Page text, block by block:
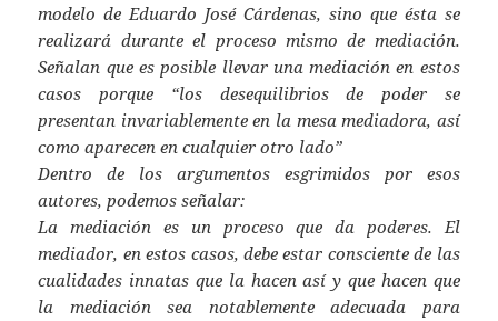
modelo de Eduardo José Cárdenas, sino que ésta se
realizará durante el proceso mismo de mediación.
Señalan que es posible llevar una mediación en estos
casos porque “los desequilibrios de poder se
presentan invariablemente en la mesa mediadora, así
como aparecen en cualquier otro lado”
Dentro de los argumentos esgrimidos por esos
autores, podemos señalar:
La mediación es un proceso que da poderes. El
mediador, en estos casos, debe estar consciente de las
cualidades innatas que la hacen así y que hacen que
la mediación sea notablemente adecuada para